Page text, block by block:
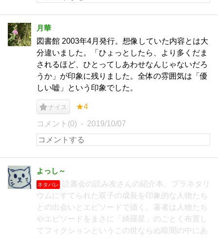
月華
図書館 2003年4月発行。想像していた内容とは大
分違いました。「ひょっとしたら、より多くだま
されるほど、ひとってしあわせなんじゃないだろ
うか」が印象に残りました。全体の雰囲気は「優
しい嘘」という印象でした。
ナイス ★4
コメント(0) 2019/10/07
よっし～
ネタバレ
読書会の読み友さんの紹介本。プラネタリ
ウムにすてられた双子の成長を印象的な人物たち
との出会いとエピソードで描く。著者は人物たち
やエピソードをまさに「綺羅星」のごとく布置し
てフィクションというこの世ならぬ暗闇の中にあ